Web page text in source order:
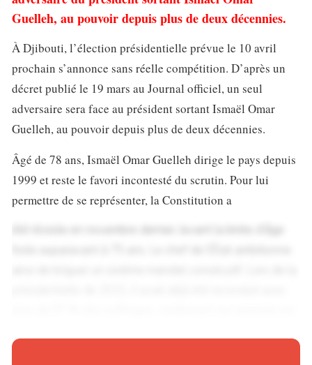
Guelleh, au pouvoir depuis plus de deux décennies.
À Djibouti, l’élection présidentielle prévue le 10 avril
prochain s’annonce sans réelle compétition. D’après un
décret publié le 19 mars au Journal officiel, un seul
adversaire sera face au président sortant Ismaël Omar
Guelleh, au pouvoir depuis plus de deux décennies.
Âgé de 78 ans, Ismaël Omar Guelleh dirige le pays depuis
1999 et reste le favori incontesté du scrutin. Pour lui
permettre de se représenter, la Constitution a
Téléchargez